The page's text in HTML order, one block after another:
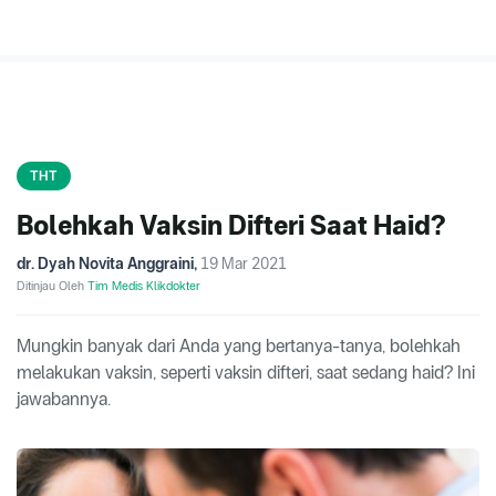
THT
Bolehkah Vaksin Difteri Saat Haid?
dr. Dyah Novita Anggraini, 19 Mar 2021
Ditinjau Oleh Tim Medis Klikdokter
Mungkin banyak dari Anda yang bertanya-tanya, bolehkah
melakukan vaksin, seperti vaksin difteri, saat sedang haid? Ini
jawabannya.